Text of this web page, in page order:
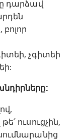
դարձավ
չգիտեի
ուսուցչին,